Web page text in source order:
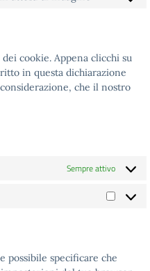
cookie. Appena clicchi su
in questa dichiarazione
che il nostro
Sempre attivo
Marketing
possibile specificare che